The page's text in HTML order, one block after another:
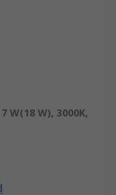
W(18 W), 3000K,